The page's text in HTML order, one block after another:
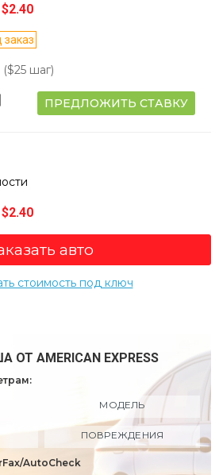
$2.40
заказ
($25 шаг)
ПРЕДЛОЖИТЬ СТАВКУ
$2.40
авто
стоимость под ключ
AMERICAN EXPRESS
МОДЕЛЬ
ПОВРЕЖДЕНИЯ
AutoCheck